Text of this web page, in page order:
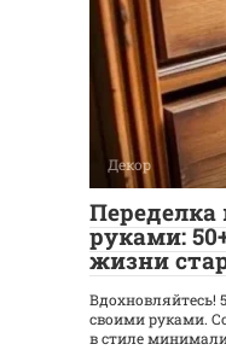
Декор
руками:
жизни
Вдохновляйтесь!
своими руками.
в стиле